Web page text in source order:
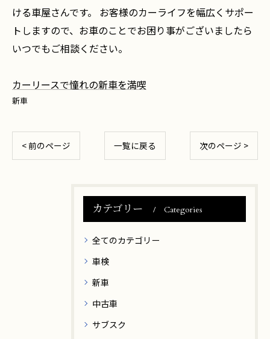
ける車屋さんです。 お客様のカーライフを幅広くサポー
トしますので、お車のことでお困り事がございましたら
いつでもご相談ください。
カーリースで憧れの新車を満喫
新車
< 前のページ 一覧に戻る 次のページ >
カテゴリー Categories
全てのカテゴリー
車検
新車
中古車
サブスク